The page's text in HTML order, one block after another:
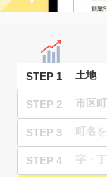
STEP 1
STEP 2
STEP 3
STEP 4